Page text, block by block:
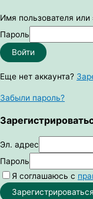
Имя пользователя или
Пароль
Войти
Еще нет аккаунта?
Забыли пароль?
Эл. адрес
Пароль
Я соглашаюсь с
Зарегистрироваться